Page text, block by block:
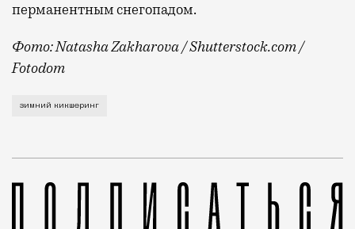
перманентным снегопадом.
Фото: Natasha Zakharova / Shutterstock.com /
Fotodom
Об этом рассказал на Международном
зимний кикшеринг